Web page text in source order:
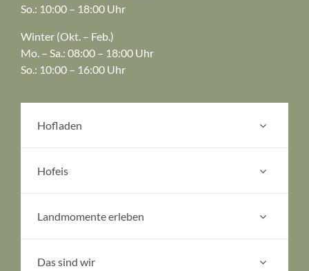
So.: 10:00 – 18:00 Uhr
Winter (Okt. – Feb.)
Mo. – Sa.: 08:00 – 18:00 Uhr
So.: 10:00 – 16:00 Uhr
Hofladen
Hofeis
Landmomente erleben
Das sind wir